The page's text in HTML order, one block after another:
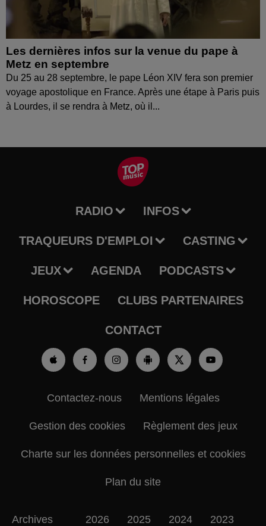
Les dernières infos sur la venue du pape à
Metz en septembre
Du 25 au 28 septembre, le pape Léon XIV fera son premier
voyage apostolique en France. Après une étape à Paris puis
à Lourdes, il se rendra à Metz, où il...
RADIO INFOS
TRAQUEURS D'EMPLOI CASTING
JEUX AGENDA PODCASTS
HOROSCOPE CLUBS PARTENAIRES
CONTACT
Contactez-nous Mentions légales
Gestion des cookies Règlement des jeux
Charte sur les données personnelles et cookies
Plan du site
Archives 2026 2025 2024 2023